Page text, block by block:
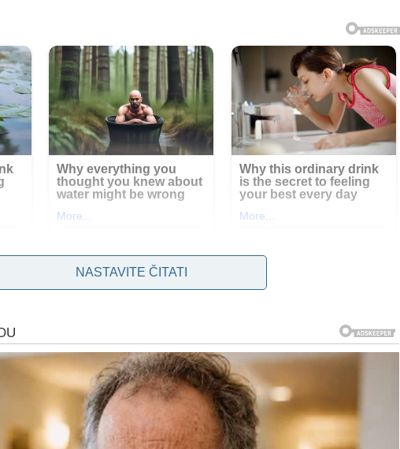
za temeljito ispiranje deterdženta. To dovodi do toga da ostatak deterdženta
neugodne bijele ili plavičaste tragove. Ovaj problem možete lako riješiti uz
čišćenja koje ne samo da uklanja mrlje, već i omekšava tkaninu i
Ako želite da vaša odjeća bude potpuno čista, slijedite nekoliko jednostavnih
NASTAVITE ČITATI